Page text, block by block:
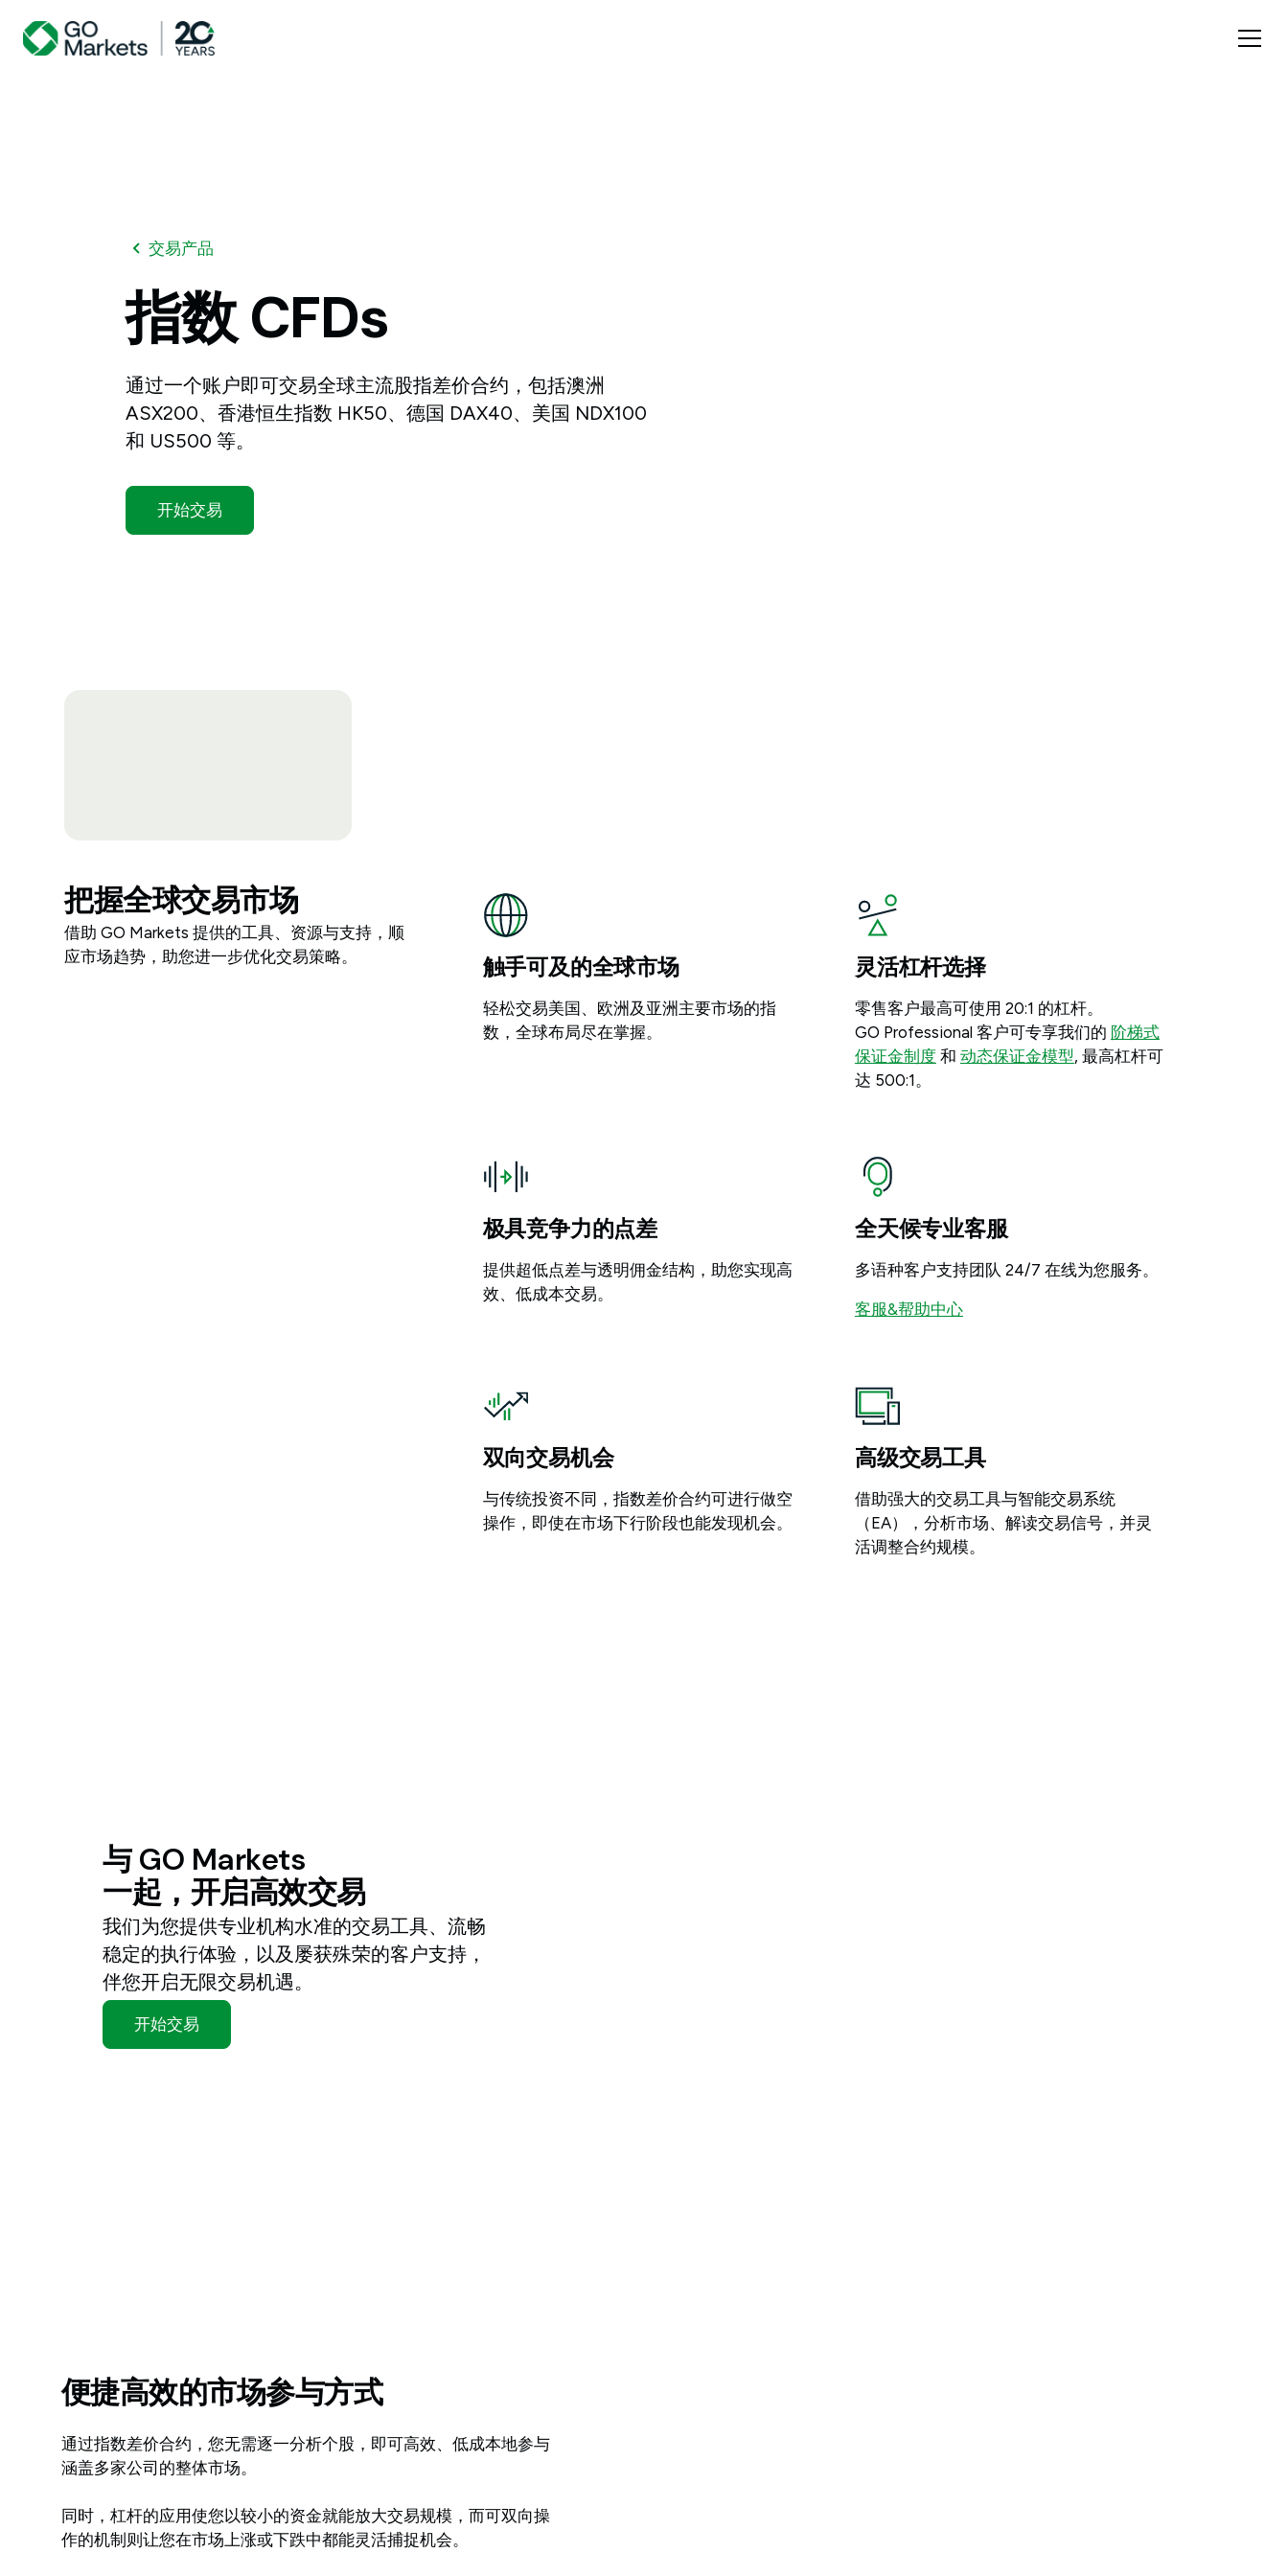
交易产品
指数 CFDs
通过一个账户即可交易全球主流股指差价合约，包括澳洲
ASX200、香港恒生指数 HK50、德国 DAX40、美国 NDX100
和 US500 等。
开始交易
把握全球交易市场
借助 GO Markets 提供的工具、资源与支持，顺
应市场趋势，助您进一步优化交易策略。
触手可及的全球市场
轻松交易美国、欧洲及亚洲主要市场的指
数，全球布局尽在掌握。
灵活杠杆选择
零售客户最高可使用 20:1 的杠杆。
GO Professional 客户可专享我们的 阶梯式
保证金制度和 动态保证金模型, 最高杠杆可
达 500:1。
极具竞争力的点差
提供超低点差与透明佣金结构，助您实现高
效、低成本交易。
全天候专业客服
多语种客户支持团队 24/7 在线为您服务。
客服&帮助中心
双向交易机会
与传统投资不同，指数差价合约可进行做空
操作，即使在市场下行阶段也能发现机会。
高级交易工具
借助强大的交易工具与智能交易系统
（EA），分析市场、解读交易信号，并灵
活调整合约规模。
与 GO Markets
一起，开启高效交易
我们为您提供专业机构水准的交易工具、流畅
稳定的执行体验，以及屡获殊荣的客户支持，
伴您开启无限交易机遇。
开始交易
便捷高效的市场参与方式
通过指数差价合约，您无需逐一分析个股，即可高效、低成本地参与
涵盖多家公司的整体市场。
同时，杠杆的应用使您以较小的资金就能放大交易规模，而可双向操
作的机制则让您在市场上涨或下跌中都能灵活捕捉机会。